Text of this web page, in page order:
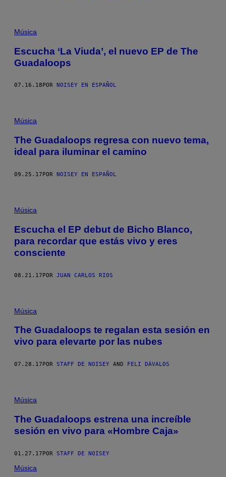
Música
Escucha ‘La Viuda’, el nuevo EP de The
Guadaloops
07.16.18 POR NOISEY EN ESPAÑOL
Música
The Guadaloops regresa con nuevo tema,
ideal para iluminar el camino
09.25.17POR NOISEY EN ESPAÑOL
Música
Escucha el EP debut de Bicho Blanco,
para recordar que estás vivo y eres
consciente
08.21.17POR JUAN CARLOS RIOS
Música
The Guadaloops te regalan esta sesión en
vivo para elevarte por las nubes
07.28.17 POR STAFF DE NOISEY AND FELI DÁVALOS
Música
The Guadaloops estrena una increíble
sesión en vivo para «Hombre Caja»
01.27.17POR STAFF DE NOISEY
Música